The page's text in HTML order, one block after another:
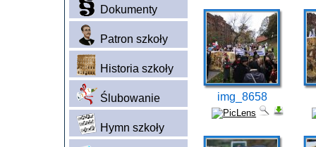
Dokumenty
Patron szkoły
Historia szkoły
Ślubowanie
Hymn szkoły
img_8658